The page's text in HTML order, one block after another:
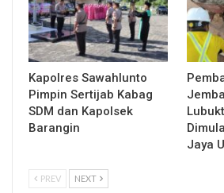
Kapolres Sawahlunto
Pimpin Sertijab Kabag
SDM dan Kapolsek
Barangin
Jaya
PREV NEXT